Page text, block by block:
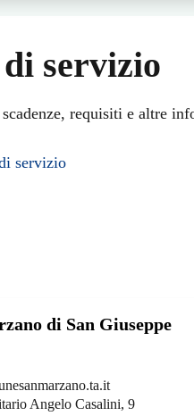
servizio
requisiti e altre
servizio
di San Giuseppe
Angelo Casalini, 9